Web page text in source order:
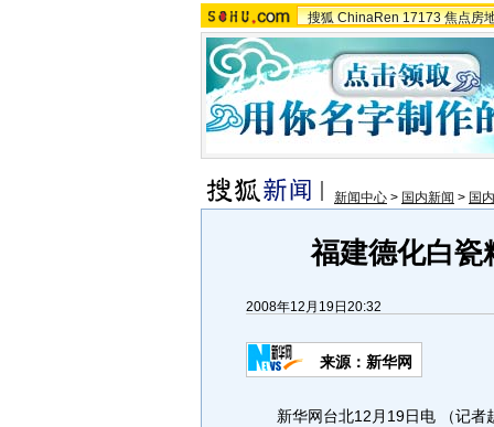
搜狐 ChinaRen 17173 焦点房
新闻中心 > 国内新闻 > 国
福建德化白瓷
2008年12月19日20:32
来源：新华网
新华网台北12月19日电 （记者